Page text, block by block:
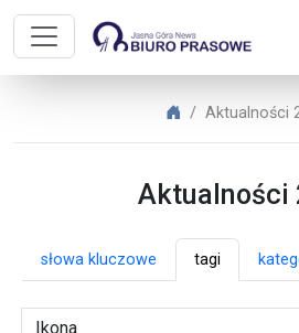
Biuro Prasowe
Biuro Prasowe
Aktualności
Aktualności
słowa kluczowe tagi